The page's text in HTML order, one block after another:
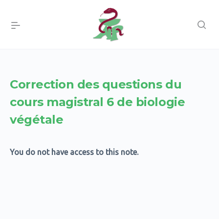
Correction des questions du
cours magistral 6 de biologie
végétale
You do not have access to this note.